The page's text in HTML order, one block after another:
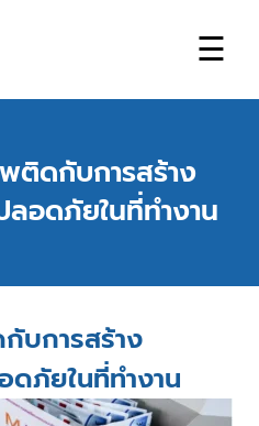
☰
ติดกับการสร้าง
อดภัยในที่ทำงาน
บการสร้าง
ภัยในที่ทำงาน